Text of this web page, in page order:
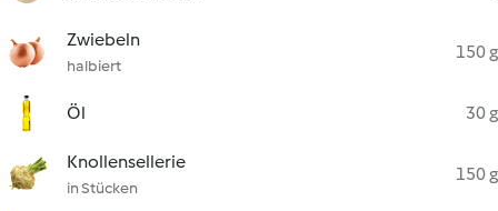
Zwiebeln
halbiert
150 g
Öl 30 g
Knollensellerie
in Stücken
150 g